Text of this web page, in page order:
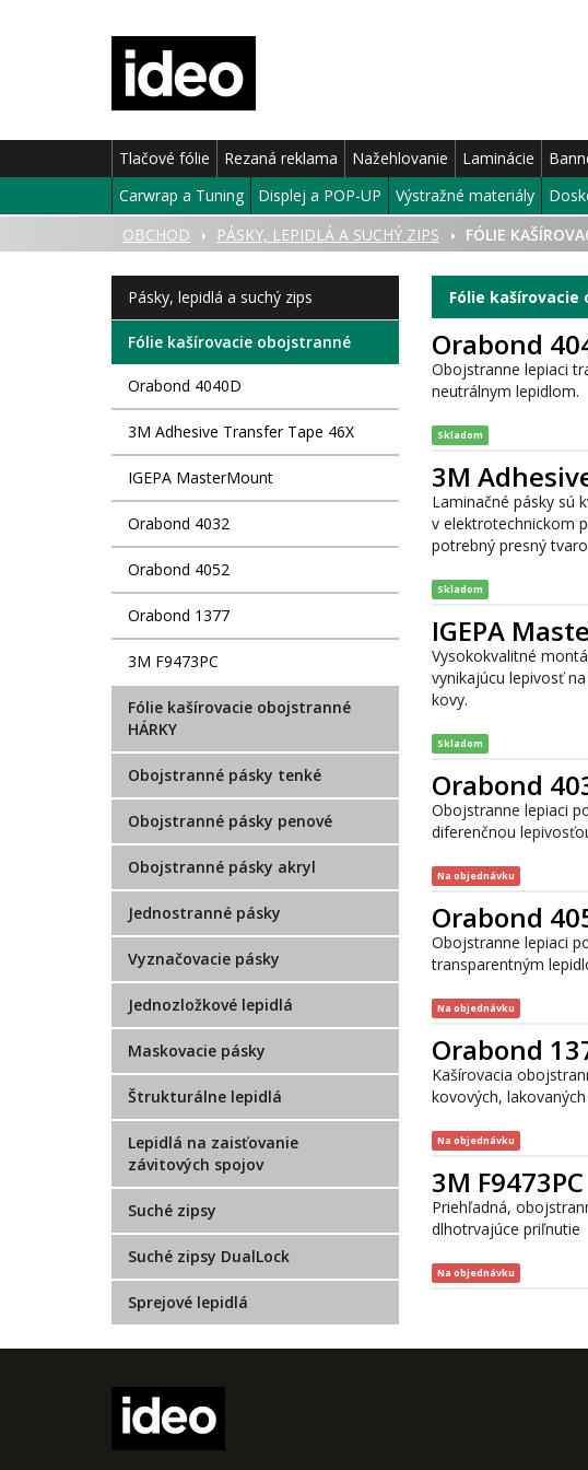
Tlačové fólie Rezaná reklama Nažehlovanie Laminácie
Carwrap a Tuning
Displej a POP-UP Výstražné materiály
ÚVOD
OBCHOD PÁSKY, LEPIDLÁ A SUCHÝ ZIPS FÓLIE
Pásky, lepidlá a suchý zips
Fólie kašírovacie obojstranné
Orabond 4040D
3M Adhesive Transfer Tape 46X
IGEPA MasterMount
Orabond 4032
Orabond 4052
Orabond 1377
3M F9473PC
Fólie kašírovacie obojstranné
HÁRKY
Obojstranné pásky tenké
Obojstranné pásky penové
Obojstranné pásky akryl
Jednostranné pásky
Vyznačovacie pásky
Jednozložkové lepidlá
Maskovacie pásky
Štrukturálne lepidlá
Lepidlá na zaisťovanie
závitových spojov
Suché zipsy
Suché zipsy DualLock
Sprejové lepidlá
Fólie kašírovacie
Orabond
Obojstranne lepiaci
neutrálnym lepidlom.
Skladom
3M
Laminačné pásky sú
v elektrotechnickom
potrebný presný
Skladom
IGEPA
Vysokokvalitné
vynikajúcu lepivosť
kovy.
Skladom
Orabond
Obojstranne lepiaci
diferenčnou
Na objednávku
Orabond
Obojstranne lepiaci
transparentným
Na objednávku
Orabond
Kašírovacia
kovových,
Na objednávku
3M F9473PC
Priehľadná,
dlhotrvajúce priľnutie
Na objednávku